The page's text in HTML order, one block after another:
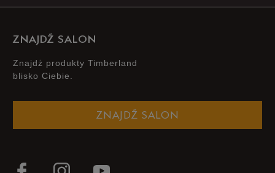
ZNAJDŹ SALON
Znajdż produkty Timberland
blisko Ciebie.
ZNAJDŹ SALON